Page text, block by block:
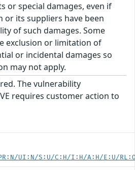
or special damages, even if
its suppliers have been
of such damages. Some
exclusion or limitation of
or incidental damages so
may not apply.
The vulnerability
requires customer action to
UI:N/S:U/C:H/I:H/A:H/E:U/